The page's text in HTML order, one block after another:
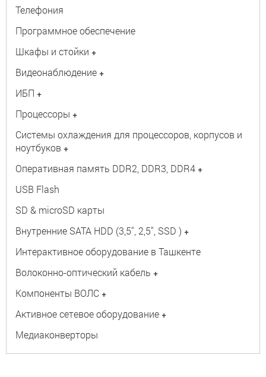
Телефония
Программное обеспечение
Шкафы и стойки +
Видеонаблюдение +
ИБП +
Процессоры +
Системы охлаждения для процессоров, корпусов и
ноутбуков +
Оперативная память DDR2, DDR3, DDR4 +
USB Flash
SD & microSD карты
Внутренние SATA HDD (3,5", 2,5", SSD ) +
Интерактивное оборудование в Ташкенте
Волоконно-оптический кабель +
Компоненты ВОЛС +
Активное сетевое оборудование +
Медиаконверторы